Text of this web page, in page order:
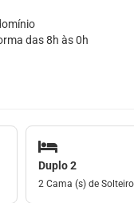
das 8h às 0h
Duplo 2
2 Cama (s) de Solteiro